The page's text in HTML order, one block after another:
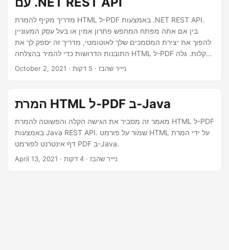
מדריך מקיף להמרת HTML ל-PDF באמצעות .NET REST API.
בין אם אתה מפתח המחפש פתרון אמין או בעל עסק המעוניין
להפוך את יצירת המסמכים שלך לאוטומטי, מדריך זה יספק לך את
התובנות הדרושות כדי להמיר בהצלחה HTML ל-PDF בקלות. גלה
את הפוטנציאל של הפיכת תוכן האינטרנט שלך למסמכי PDF
October 2, 2021 · ניייר שהבז · 5 דקות
המרת HTML ל-PDF ב-Java
מאמר זה מסביר את הגישה הקלה והפשוטה להמרת HTML ל-PDF
באמצעות Java REST API. שמור על פורמט HTML על ידי המרת
דף אינטרנט לפורמט PDF ב-Java.
April 13, 2021 · ניייר שהבז · 4 דקות